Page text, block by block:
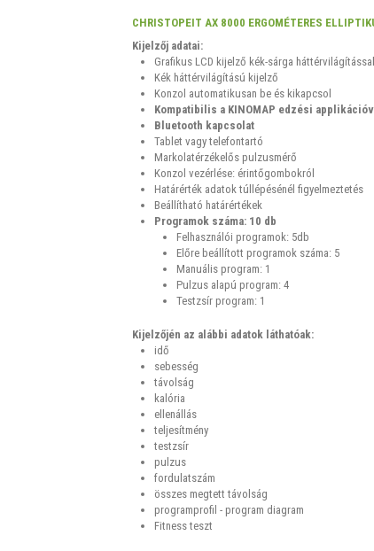
CHRISTOPEIT AX 8000 ERGOMÉTERES
Kijelzőj adatai:
Grafikus LCD kijelző kék-sárga háttérvilágítással
Kék háttérvilágítású kijelző
Konzol automatikusan be és kikapcsol
Kompatibilis a KINOMAP edzési
Bluetooth kapcsolat
Tablet vagy telefontartó
Markolatérzékelős pulzusmérő
Konzol vezérlése: érintőgombokról
Határérték adatok túllépésénél figyelmeztetés
Beállítható határértékek
Programok száma: 10 db
Felhasználói programok: 5db
Előre beállított programok száma: 5
Manuális program: 1
Pulzus alapú program: 4
Testzsír program: 1
Kijelzőjén az alábbi adatok láthatóak:
idő
sebesség
távolság
kalória
ellenállás
teljesítmény
testzsír
pulzus
fordulatszám
összes megtett távolság
programprofil - program diagram
Fitness teszt